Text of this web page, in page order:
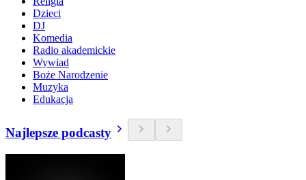
Dzieci
DJ
Komedia
Radio akademickie
Wywiad
Boże Narodzenie
Muzyka
Edukacja
Najlepsze podcasty